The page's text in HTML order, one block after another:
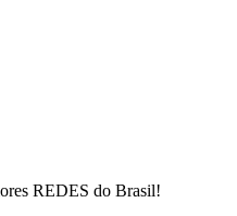
REDES do Brasil!